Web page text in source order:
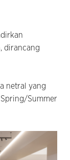
dirancang
netral yang
Summer